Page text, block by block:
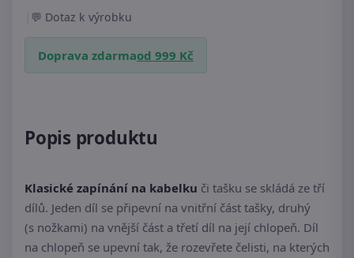
Dotaz k výrobku
Doprava zdarmaod 999 Kč
Popis produktu
Klasické zapínání na kabelku či tašku se skládá ze tří
dílů. Jeden díl se připevní na vnitřní část tašky, druhý
(s nožkami) na vnější část a třetí díl na její chlopeň. Díl
na chlopeň se upevní tak, že rozevřete čelisti, na kterých